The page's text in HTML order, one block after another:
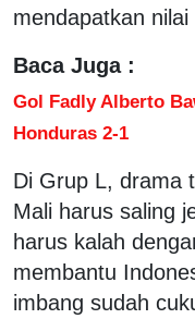
mendapatkan
Baca Juga :
Gol Fadly Alberto
Honduras 2-1
Di Grup L, drama
Mali harus saling
harus kalah
membantu
imbang sudah